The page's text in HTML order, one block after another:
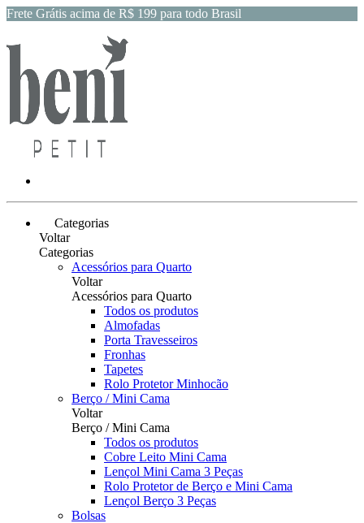
Frete Grátis acima de R$ 199 para todo Brasil
Categorias
Voltar
Categorias
Acessórios para Quarto
Voltar
Acessórios para Quarto
Todos os produtos
Almofadas
Porta Travesseiros
Fronhas
Tapetes
Rolo Protetor Minhocão
Berço / Mini Cama
Voltar
Berço / Mini Cama
Todos os produtos
Cobre Leito Mini Cama
Lençol Mini Cama 3 Peças
Rolo Protetor de Berço e Mini Cama
Lençol Berço 3 Peças
Bolsas